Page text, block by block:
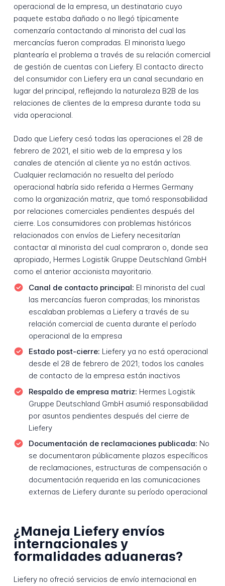
operacional de la empresa, un destinatario cuyo
paquete estaba dañado o no llegó típicamente
comenzaría contactando al minorista del cual las
mercancías fueron compradas. El minorista luego
plantearía el problema a través de su relación comercial
de gestión de cuentas con Liefery. El contacto directo
del consumidor con Liefery era un canal secundario en
lugar del principal, reflejando la naturaleza B2B de las
relaciones de clientes de la empresa durante toda su
vida operacional.
Dado que Liefery cesó todas las operaciones el 28 de
febrero de 2021, el sitio web de la empresa y los
canales de atención al cliente ya no están activos.
Cualquier reclamación no resuelta del período
operacional habría sido referida a Hermes Germany
como la organización matriz, que tomó responsabilidad
por relaciones comerciales pendientes después del
cierre. Los consumidores con problemas históricos
relacionados con envíos de Liefery necesitarían
contactar al minorista del cual compraron o, donde sea
apropiado, Hermes Logistik Gruppe Deutschland GmbH
como el anterior accionista mayoritario.
Canal de contacto principal: El minorista del cual
las mercancías fueron compradas; los minoristas
escalaban problemas a Liefery a través de su
relación comercial de cuenta durante el período
operacional de la empresa
Estado post-cierre: Liefery ya no está operacional
desde el 28 de febrero de 2021; todos los canales
de contacto de la empresa están inactivos
Respaldo de empresa matriz: Hermes Logistik
Gruppe Deutschland GmbH asumió responsabilidad
por asuntos pendientes después del cierre de
Liefery
Documentación de reclamaciones publicada: No
se documentaron públicamente plazos específicos
de reclamaciones, estructuras de compensación o
documentación requerida en las comunicaciones
externas de Liefery durante su período operacional
¿Maneja Liefery envíos
internacionales y
formalidades aduaneras?
Liefery no ofreció servicios de envío internacional en